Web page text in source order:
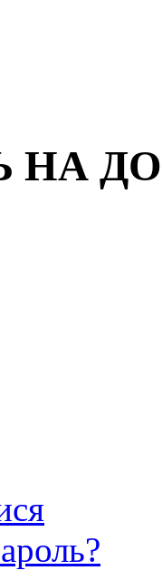
НА